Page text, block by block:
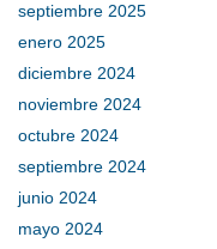
septiembre 2025
enero 2025
diciembre 2024
noviembre 2024
octubre 2024
septiembre 2024
junio 2024
mayo 2024